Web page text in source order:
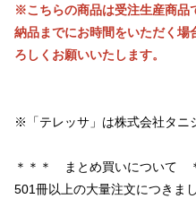
※こちらの商品は受注生産商品
納品までにお時間をいただく場
ろしくお願いいたします。
※「テレッサ」は株式会社タニ
＊＊＊ まとめ買いについて
501冊以上の大量注文につきま